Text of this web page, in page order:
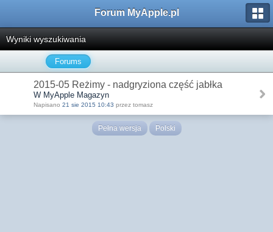
Forum MyApple.pl
Wyniki wyszukiwania
Forums
2015-05 Reżimy - nadgryziona część jabłka
W MyApple Magazyn
Napisano 21 sie 2015 10:43 przez tomasz
Pełna wersja Polski